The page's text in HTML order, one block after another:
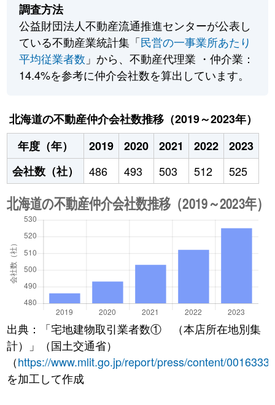
調査方法
公益財団法人不動産流通推進センターが公表し
ている不動産業統計集「民営の一事業所あたり
平均従業者数 」から、不動産代理業 ・仲介業：
14.4%を参考に仲介会社数を算出しています。
北海道の不動産仲介会社数推移（2019～2023年）
年度（年）
2019 2020 2021 2022
2023
会社数（社）
486 493 503 512 525
出典：「宅地建物取引業者数① （本店所在地別集
計）」（国土交通省）
（https://www.mlit.go.jp/report/press/content/
を加工して作成